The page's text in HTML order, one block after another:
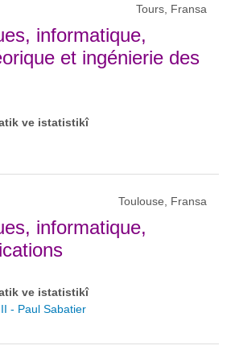
Tours, Fransa
informatique,
et ingénierie des
ve istatistikî
Toulouse, Fransa
informatique,
ve istatistikî
- Paul Sabatier